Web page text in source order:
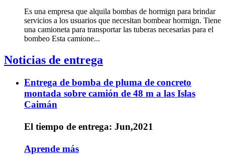
Es una empresa que alquila bombas de hormign para brindar
servicios a los usuarios que necesitan bombear hormign. Tiene
una camioneta para transportar las tuberas necesarias para el
bombeo Esta camione...
Noticias de entrega
Entrega de bomba de pluma de concreto
montada sobre camión de 48 m a las Islas
Caimán
El tiempo de entrega: Jun,2021
Aprende más